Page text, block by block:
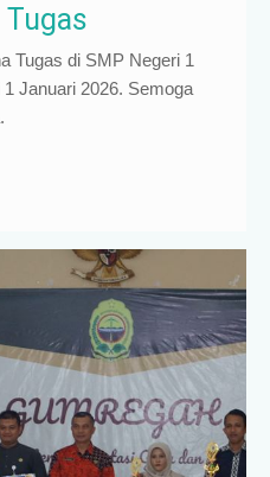
Tugas
Tugas di SMP Negeri 1
Januari 2026. Semoga